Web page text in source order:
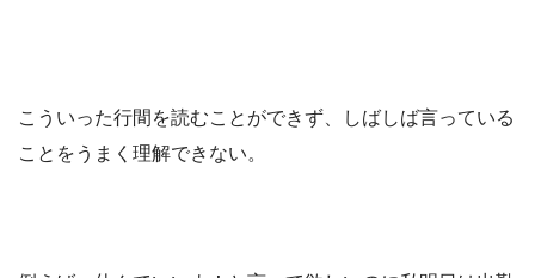
こういった行間を読むことができず、しばしば言っている
ことをうまく理解できない。